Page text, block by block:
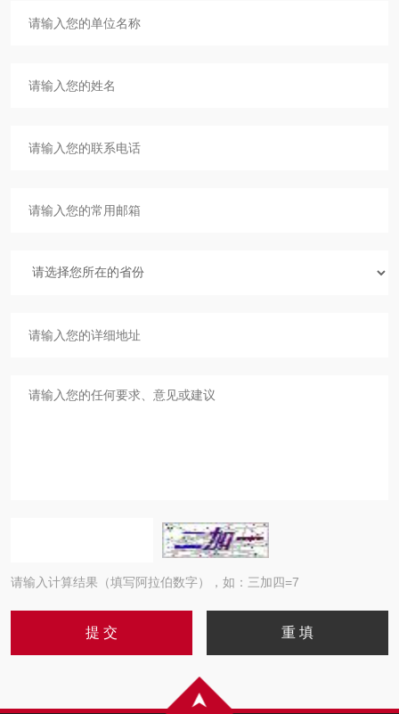
请输入计算结果（填写阿拉伯数字），如：三加四=7